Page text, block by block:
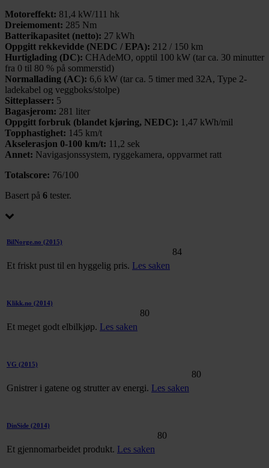
Motoreffekt: 81,4 kW/111 hk
Dreiemoment: 285 Nm
Batterikapasitet (netto): 27 kWh
Oppgitt rekkevidde (NEDC / EPA): 212 / 150 km
Hurtiglading (DC): CHAdeMO, opptil 100 kW (tar ca. 30 minutter
fra 0 til 80 % på sommerstid)
Normallading (AC): 6,6 kW (tar ca. 5 timer med 32A, Type 2-
ladekabel og veggboks/stolpe)
Sitteplasser: 5
Bagasjerom: 281 liter
Oppgitt forbruk (blandet kjøring, NEDC): 1,47 kWh/mil
Topphastighet: 145 km/t
Akselerasjon 0-100 km/t: 11,2 sek
Annet: Navigasjonssystem, ryggekamera, oppvarmet ratt
Totalscore: 76/100
Basert på 6 tester.
BilNorge.no (2015)
Et friskt pust til en hyggelig pris. Les saken
84
Klikk.no (2014)
Et meget godt elbilkjøp. Les saken
80
VG (2015)
Gnistrer i gatene og strutter av energi. Les saken
80
DinSide (2014)
Et gjennomarbeidet produkt. Les saken
80